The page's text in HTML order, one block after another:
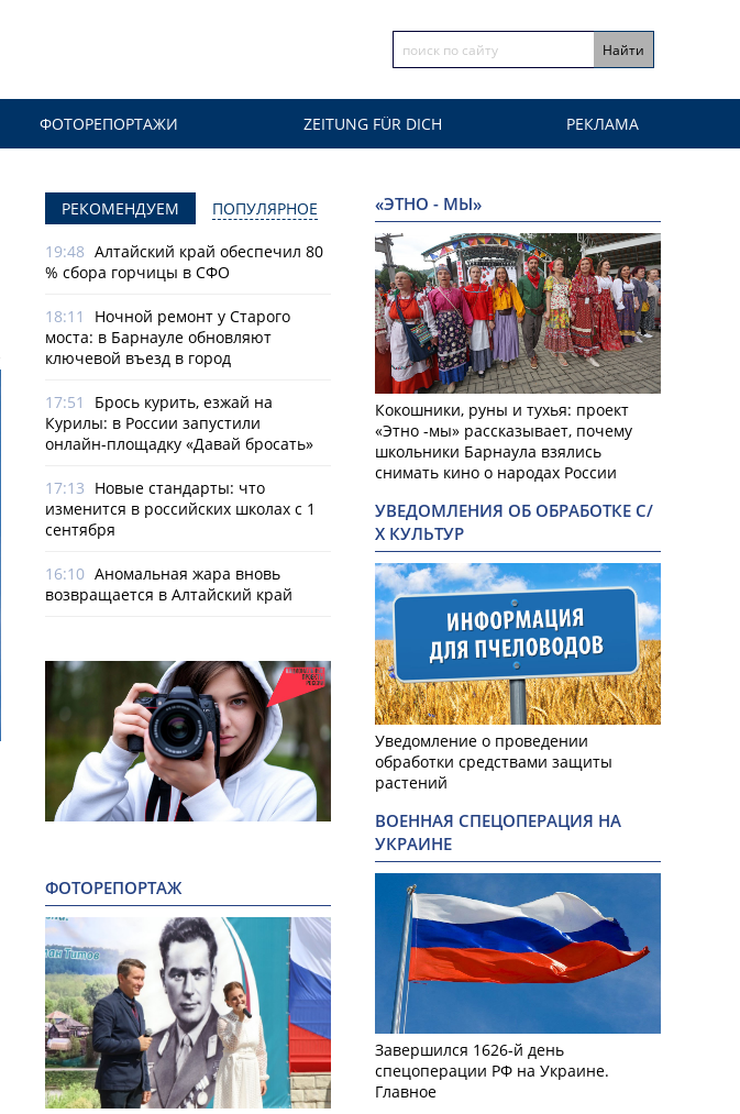
ФОТОРЕПОРТАЖИ ZEITUNG FÜR DICH РЕКЛАМА
РЕКОМЕНДУЕМ ПОПУЛЯРНОЕ
19:48 Алтайский край обеспечил 80
% сбора горчицы в СФО
18:11
Ночной ремонт у Старого
моста: в Барнауле обновляют
ключевой въезд в город
17:51
Брось курить, езжай на
Курилы: в России запустили
онлайн-­площадку «Давай бросать»
17:13 Новые стандарты: что
изменится в российских школах с 1
сентября
16:10 Аномальная жара вновь
возвращается в Алтайский край
ФОТОРЕПОРТАЖ
«ЭТНО - МЫ»
Кокошники, руны и тухья: проект
«Этно -мы» рассказывает, почему
школьники Барнаула взялись
снимать кино о народах России
УВЕДОМЛЕНИЯ ОБ ОБРАБОТКЕ С/
Х КУЛЬТУР
Уведомление о проведении
обработки средствами защиты
растений
ВОЕННАЯ СПЕЦОПЕРАЦИЯ НА
УКРАИНЕ
Завершился 1626-й день
спецоперации РФ на Украине.
Главное